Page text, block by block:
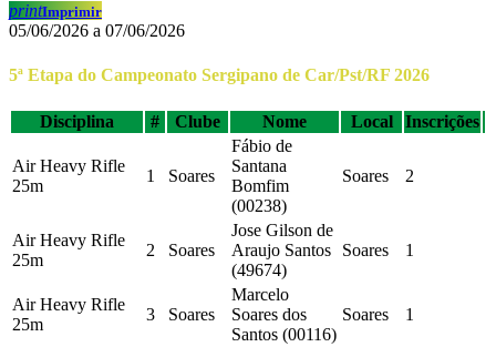
printImprimir
05/06/2026 a 07/06/2026
5ª Etapa do Campeonato Sergipano de Car/Pst/RF 2026
Disciplina # Clube Nome Local Inscrições
Air Heavy Rifle
25m
1 Soares
Fábio de
Santana
Bomfim
(00238)
Soares 2
Air Heavy Rifle
25m
2 Soares
Jose Gilson de
Araujo Santos
(49674)
Soares 1
Air Heavy Rifle
25m
3 Soares
Marcelo
Soares dos
Santos (00116)
Soares 1